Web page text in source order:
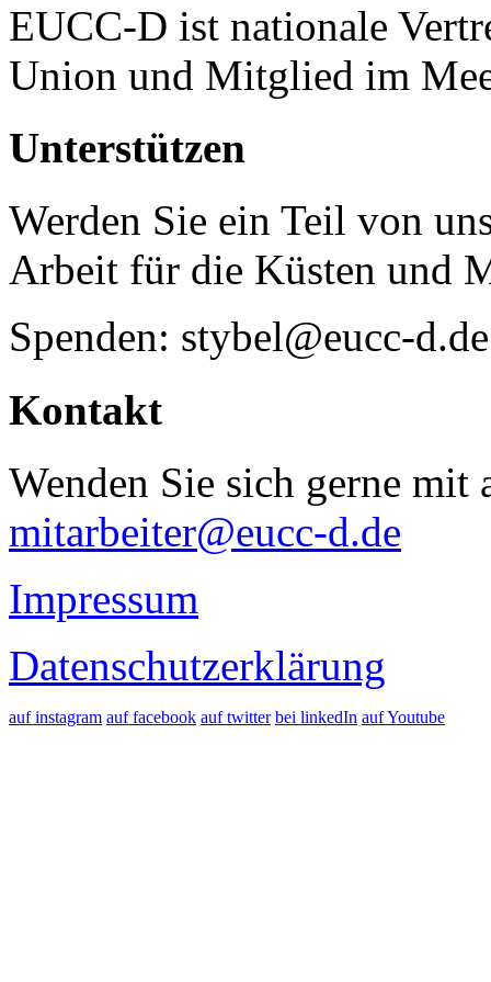
EUCC-D ist nationale
Union und Mitglied im
Unterstützen
Werden Sie ein Teil von
Arbeit für die Küsten und
Spenden: stybel@eucc-d.de
Kontakt
Wenden Sie sich gerne mit
mitarbeiter@eucc-d.de
Impressum
Datenschutzerklärung
auf instagram auf facebook auf twitter bei linkedIn auf Youtube